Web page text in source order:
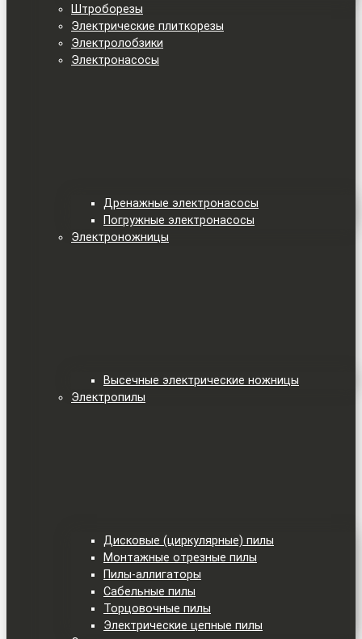
Штроборезы
Электрические плиткорезы
Электролобзики
Электронасосы
Дренажные электронасосы
Погружные электронасосы
Электроножницы
Высечные электрические ножницы
Электропилы
Дисковые (циркулярные) пилы
Монтажные отрезные пилы
Пилы-аллигаторы
Сабельные пилы
Торцовочные пилы
Электрические цепные пилы